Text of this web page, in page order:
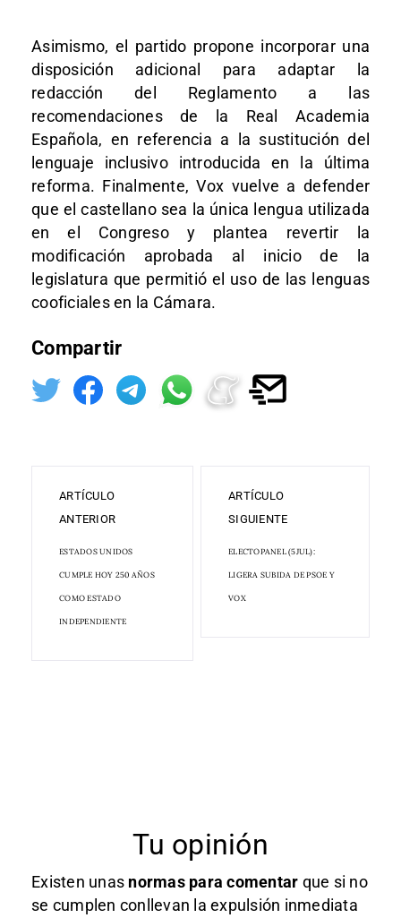
Asimismo, el partido propone incorporar una
disposición adicional para adaptar la
redacción del Reglamento a las
recomendaciones de la Real Academia
Española, en referencia a la sustitución del
lenguaje inclusivo introducida en la última
reforma. Finalmente, Vox vuelve a defender
que el castellano sea la única lengua utilizada
en el Congreso y plantea revertir la
modificación aprobada al inicio de la
legislatura que permitió el uso de las lenguas
cooficiales en la Cámara.
Compartir
ARTÍCULO
ANTERIOR
ESTADOS UNIDOS
CUMPLE HOY 250 AÑOS
COMO ESTADO
INDEPENDIENTE
ARTÍCULO
SIGUIENTE
ELECTOPANEL (5JUL):
LIGERA SUBIDA DE PSOE Y
VOX
Tu opinión
Existen unas normas para comentar que si no
se cumplen conllevan la expulsión inmediata